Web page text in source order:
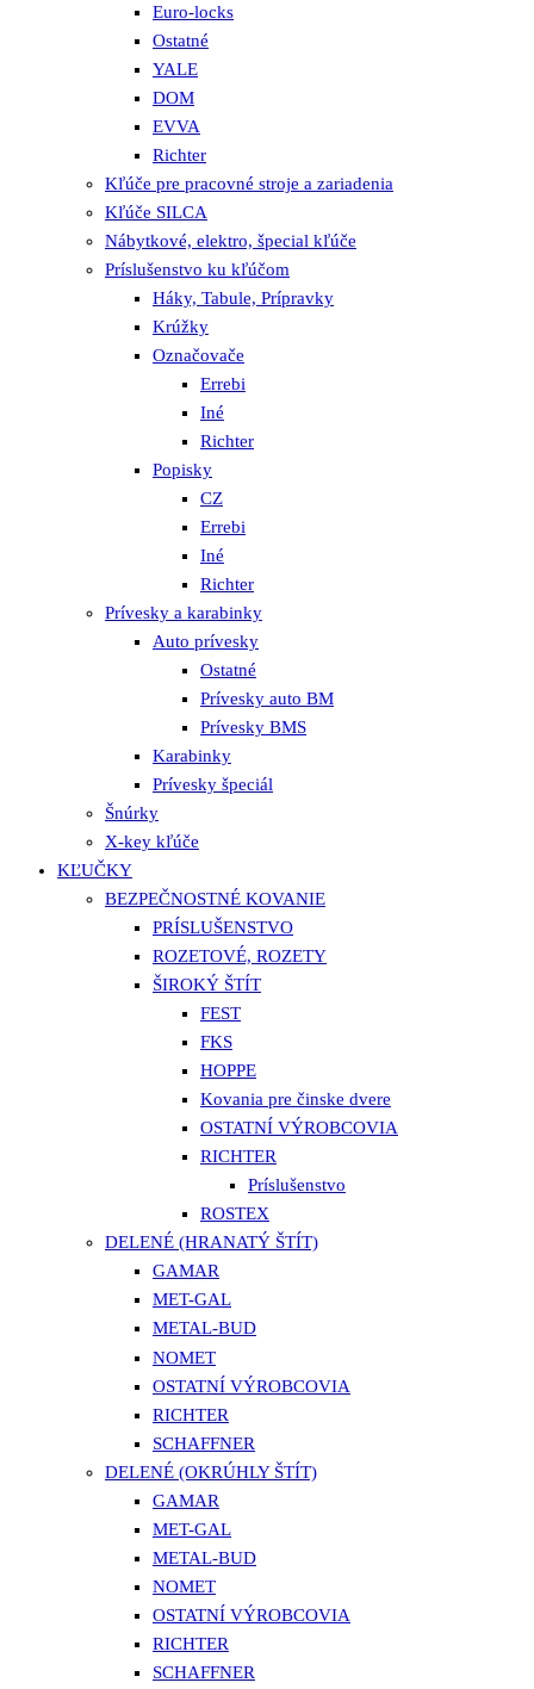
Euro-locks
Ostatné
YALE
DOM
EVVA
Richter
Kľúče pre pracovné stroje a zariadenia
Kľúče SILCA
Nábytkové, elektro, špecial kľúče
Príslušenstvo ku kľúčom
Háky, Tabule, Prípravky
Krúžky
Označovače
Errebi
Iné
Richter
Popisky
CZ
Errebi
Iné
Richter
Prívesky a karabinky
Auto prívesky
Ostatné
Prívesky auto BM
Prívesky BMS
Karabinky
Prívesky špeciál
Šnúrky
X-key kľúče
KĽUČKY
BEZPEČNOSTNÉ KOVANIE
PRÍSLUŠENSTVO
ROZETOVÉ, ROZETY
ŠIROKÝ ŠTÍT
FEST
FKS
HOPPE
Kovania pre činske dvere
OSTATNÍ VÝROBCOVIA
RICHTER
Príslušenstvo
ROSTEX
DELENÉ (HRANATÝ ŠTÍT)
GAMAR
MET-GAL
METAL-BUD
NOMET
OSTATNÍ VÝROBCOVIA
RICHTER
SCHAFFNER
DELENÉ (OKRÚHLY ŠTÍT)
GAMAR
MET-GAL
METAL-BUD
NOMET
OSTATNÍ VÝROBCOVIA
RICHTER
SCHAFFNER